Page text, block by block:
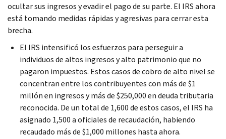
ocultar sus ingresos y evadir el pago de su parte. El IRS ahora
está tomando medidas rápidas y agresivas para cerrar esta
brecha.
El IRS intensificó los esfuerzos para perseguir a
individuos de altos ingresos y alto patrimonio que no
pagaron impuestos. Estos casos de cobro de alto nivel se
concentran entre los contribuyentes con más de $1
millón en ingresos y más de $250,000 en deuda tributaria
reconocida. De un total de 1,600 de estos casos, el IRS ha
asignado 1,500 a oficiales de recaudación, habiendo
recaudado más de $1,000 millones hasta ahora.